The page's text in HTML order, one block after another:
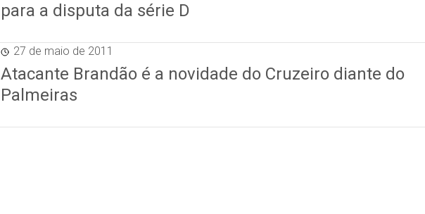
para a disputa da série D
27 de maio de 2011
Atacante Brandão é a novidade do Cruzeiro diante do
Palmeiras